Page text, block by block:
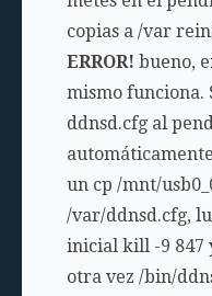
copias a /var
ERROR! bueno,
mismo funciona.
ddnsd.cfgal
un cp /mnt/
/var/ddnsd.cfg,
inicial kill -9 847
otra vez /bin/